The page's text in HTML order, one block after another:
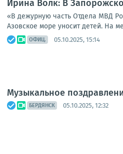
Ирина Волк: В
«В дежурную часть Отдела МВД
Азовское море уносит детей. На
ОФИЦ. 05.10.2025, 15:14
Музыкальное
БЕРДЯНСК 05.10.2025, 12:32